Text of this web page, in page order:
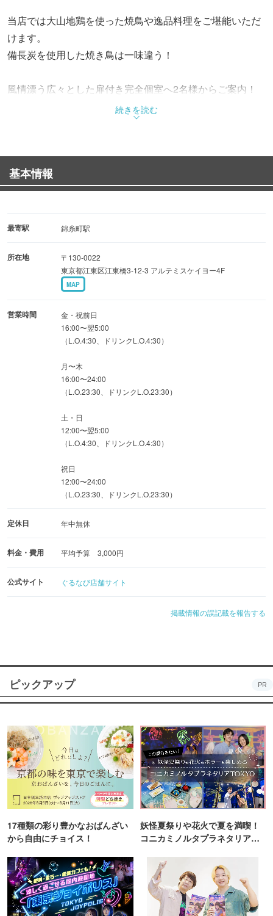
当店では大山地鶏を使った焼鳥や逸品料理をご堪能いただ
けます。
備長炭を使用した焼き鳥は一味違う！
風情漂う広々とした扉付き完全個室へ2名様からご案内！
◆宴会におすすめ2時間飲み放題◆
◆ゆったり2.5時間飲み放題付、各種宴プラン◆
鳥吟自慢の唐揚げ含む6品+2.5時間飲み放題付 2,980円
3,500円
鶏白湯鍋と鶏塩ちゃんこ鍋から選べる鍋
その他名物 鶏もも一枚炙り焼きや鶏の柚子胡椒鉄板焼き
など
こだわりの鶏料理をお楽しみいただけます。
宴会、デートなどで是非ご利用下さい。
続きを読む
基本情報
最寄駅 錦糸町駅
所在地
〒130-0022
東京都江東区江東橋3-12-3 アルテミスケイヨー4F
MAP
営業時間
金・祝前日
16:00〜翌5:00
（L.O.4:30、ドリンクL.O.4:30）
月〜木
16:00〜24:00
（L.O.23:30、ドリンクL.O.23:30）
土・日
12:00〜翌5:00
（L.O.4:30、ドリンクL.O.4:30）
祝日
12:00〜24:00
（L.O.23:30、ドリンクL.O.23:30）
定休日 年中無休
料金・費用 平均予算 3,000円
公式サイト ぐるなび店舗サイト
掲載情報の誤記載を報告する
ピックアップ PR
17種類の彩り豊かなおばんざい
から自由にチョイス！
妖怪夏祭りや花火で夏を満喫！
コニカミノルタプラネタリア